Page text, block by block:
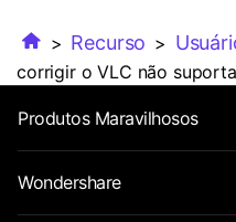
> Recurso >
corrigir o VLC não
Produtos Maravilhosos
Wondershare